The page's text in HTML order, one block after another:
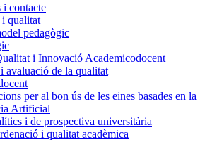
contacte
qualitat
pedagògic
i Innovació Academicodocent
avaluació de la qualitat
per al bon ús de les eines basades en la
Artificial
i de prospectiva universitària
i qualitat acadèmica